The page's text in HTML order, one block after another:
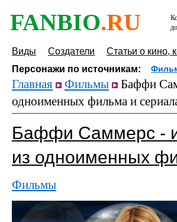
FANBIO.RU
Виды Создатели
Статьи о кино,
Персонажи по источникам:
Главная Фильмы
Баффи
одноименных фильма и
Баффи Саммерс -
из одноименных
Фильмы